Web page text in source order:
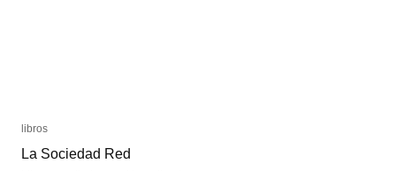
libros
La Sociedad Red
libros
La Sociedad Red